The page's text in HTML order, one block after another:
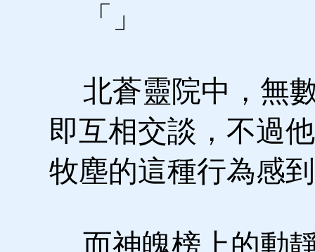
「」
北蒼靈院中，無
即互相交談，不過
牧塵的這種行為感
而神魄榜上的動